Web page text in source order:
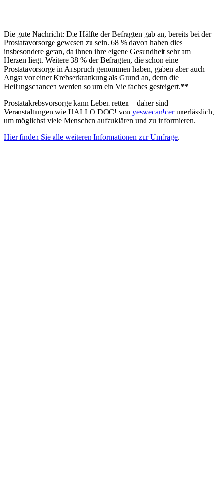
Die gute Nachricht: Die Hälfte der Befragten gab an, bereits bei der
Prostatavorsorge gewesen zu sein. 68 % davon haben dies
insbesondere getan, da ihnen ihre eigene Gesundheit sehr am
Herzen liegt. Weitere 38 % der Befragten, die schon eine
Prostatavorsorge in Anspruch genommen haben, gaben aber auch
Angst vor einer Krebserkrankung als Grund an, denn die
Heilungschancen werden so um ein Vielfaches gesteigert.**
Prostatakrebsvorsorge kann Leben retten – daher sind
Veranstaltungen wie HALLO DOC! von yeswecan!cerunerlässlich,
um möglichst viele Menschen aufzuklären und zu informieren.
Hier finden Sie alle weiteren Informationen zur Umfrage.